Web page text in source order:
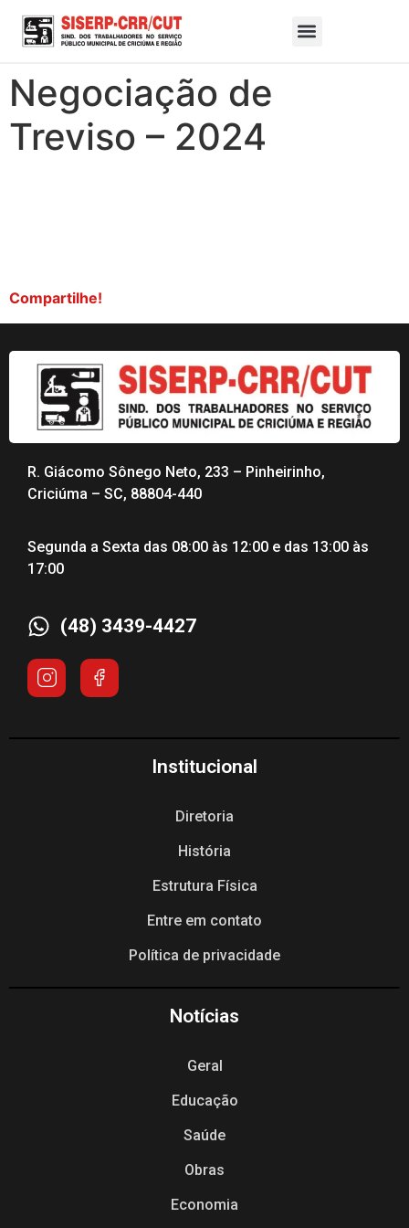
Negociação de
Treviso – 2024
Compartilhe!
R. Giácomo Sônego Neto, 233 – Pinheirinho,
Criciúma – SC, 88804-440
Segunda a Sexta das 08:00 às 12:00 e das 13:00 às
17:00
(48) 3439-4427
Institucional
Diretoria
História
Estrutura Física
Entre em contato
Política de privacidade
Notícias
Geral
Educação
Saúde
Obras
Economia